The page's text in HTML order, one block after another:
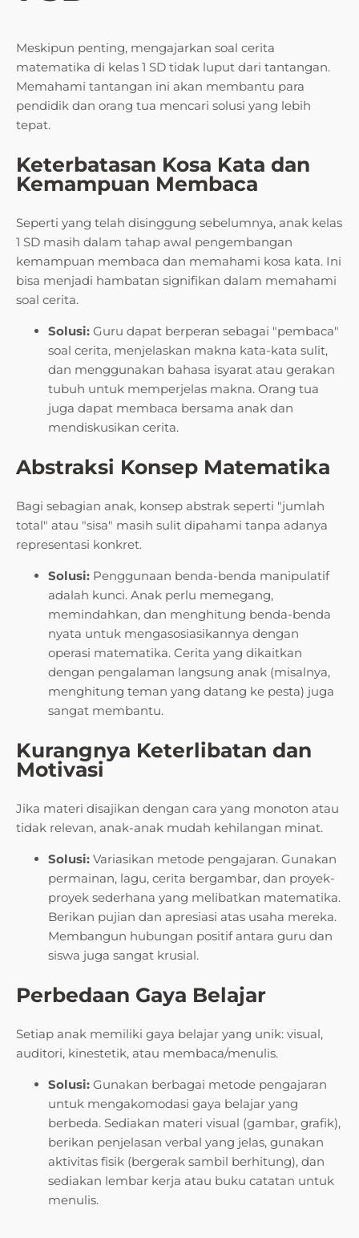
Meskipun penting, mengajarkan soal cerita
matematika di kelas 1 SD tidak luput dari tantangan.
Memahami tantangan ini akan membantu para
pendidik dan orang tua mencari solusi yang lebih
tepat.
Keterbatasan Kosa Kata dan
Kemampuan Membaca
Seperti yang telah disinggung sebelumnya, anak kelas
1 SD masih dalam tahap awal pengembangan
kemampuan membaca dan memahami kosa kata. Ini
bisa menjadi hambatan signifikan dalam memahami
soal cerita.
Solusi: Guru dapat berperan sebagai "pembaca"
soal cerita, menjelaskan makna kata-kata sulit,
dan menggunakan bahasa isyarat atau gerakan
tubuh untuk memperjelas makna. Orang tua
juga dapat membaca bersama anak dan
mendiskusikan cerita.
Abstraksi Konsep Matematika
Bagi sebagian anak, konsep abstrak seperti "jumlah
total" atau "sisa" masih sulit dipahami tanpa adanya
representasi konkret.
Solusi: Penggunaan benda-benda manipulatif
adalah kunci. Anak perlu memegang,
memindahkan, dan menghitung benda-benda
nyata untuk mengasosiasikannya dengan
operasi matematika. Cerita yang dikaitkan
dengan pengalaman langsung anak (misalnya,
menghitung teman yang datang ke pesta) juga
sangat membantu.
Kurangnya Keterlibatan dan
Motivasi
Jika materi disajikan dengan cara yang monoton atau
tidak relevan, anak-anak mudah kehilangan minat.
Solusi: Variasikan metode pengajaran. Gunakan
permainan, lagu, cerita bergambar, dan proyek-
proyek sederhana yang melibatkan matematika.
Berikan pujian dan apresiasi atas usaha mereka.
Membangun hubungan positif antara guru dan
siswa juga sangat krusial.
Perbedaan Gaya Belajar
Setiap anak memiliki gaya belajar yang unik: visual,
auditori, kinestetik, atau membaca/menulis.
Solusi: Gunakan berbagai metode pengajaran
untuk mengakomodasi gaya belajar yang
berbeda. Sediakan materi visual (gambar, grafik),
berikan penjelasan verbal yang jelas, gunakan
aktivitas fisik (bergerak sambil berhitung), dan
sediakan lembar kerja atau buku catatan untuk
menulis.